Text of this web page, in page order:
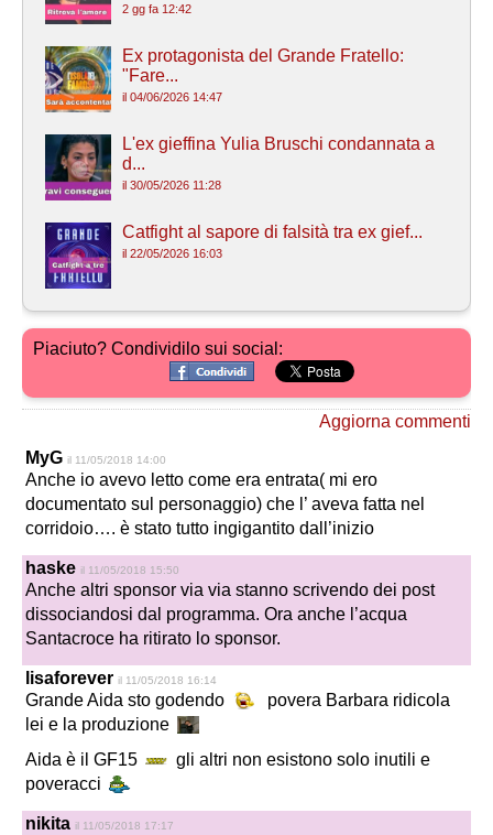
2 gg fa 12:42
Ex protagonista del Grande Fratello:
"Fare...
il 04/06/2026 14:47
L'ex gieffina Yulia Bruschi condannata a
d...
il 30/05/2026 11:28
Catfight al sapore di falsità tra ex gief...
il 22/05/2026 16:03
Piaciuto? Condividilo sui social:
Aggiorna commenti
MyG il 11/05/2018 14:00
Anche io avevo letto come era entrata( mi ero
documentato sul personaggio) che l’ aveva fatta nel
corridoio…. è stato tutto ingigantito dall’inizio
haske il 11/05/2018 15:50
Anche altri sponsor via via stanno scrivendo dei post
dissociandosi dal programma. Ora anche l’acqua
Santacroce ha ritirato lo sponsor.
lisaforever il 11/05/2018 16:14
Grande Aida sto godendo
povera Barbara ridicola
lei e la produzione
Aida è il GF15
gli altri non esistono solo inutili e
poveracci
nikita il 11/05/2018 17:17